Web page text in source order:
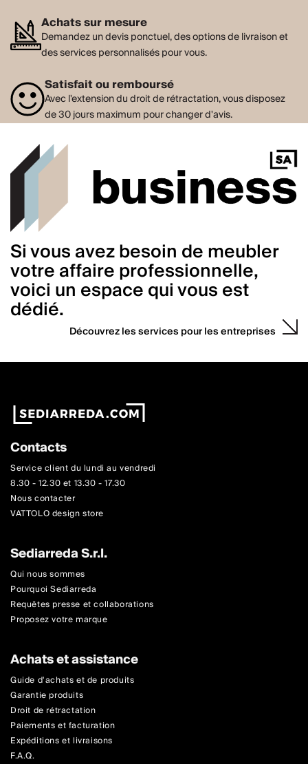
Achats sur mesure
Demandez un devis ponctuel, des options de livraison et
des services personnalisés pour vous.
Satisfait ou remboursé
Avec l'extension du droit de rétractation, vous disposez
de 30 jours maximum pour changer d'avis.
Si vous avez besoin de meubler
votre affaire professionnelle,
voici un espace qui vous est
dédié.
Découvrez les services pour les entreprises
Contacts
Service client du lundi au vendredi
8.30 - 12.30 et 13.30 - 17.30
Nous contacter
VATTOLO design store
Sediarreda S.r.l.
Qui nous sommes
Pourquoi Sediarreda
Requêtes presse et collaborations
Proposez votre marque
Achats et assistance
Guide d'achats et de produits
Garantie produits
Droit de rétractation
Paiements et facturation
Expéditions et livraisons
F.A.Q.